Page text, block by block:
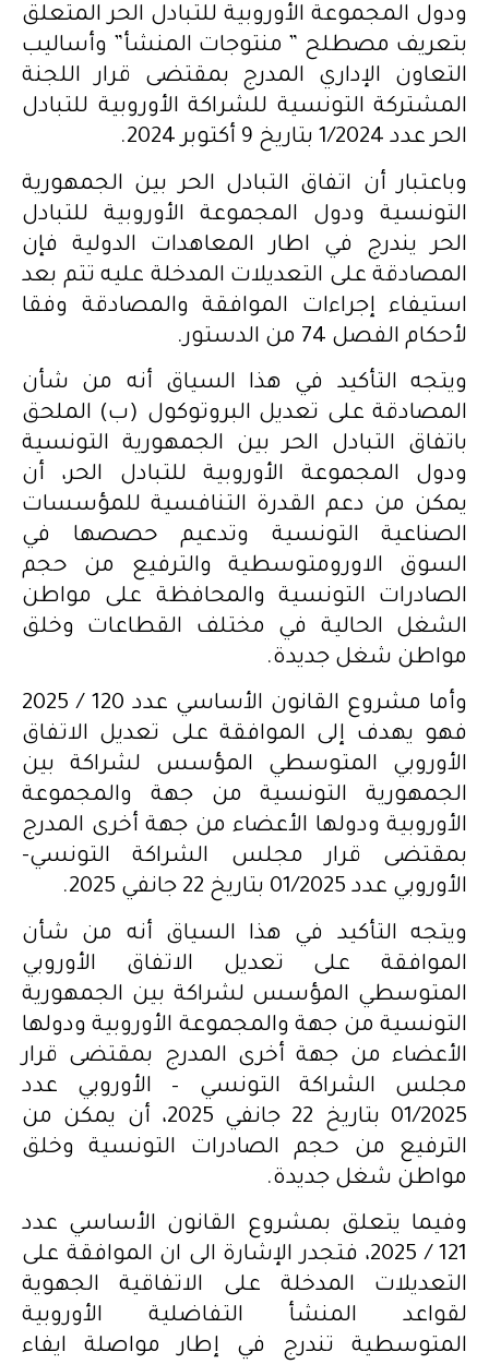
ودول المجموعة الأوروبية للتبادل الحر المتعلق
بتعريف مصطلح ” منتوجات المنشأ” وأساليب
التعاون الإداري المدرج بمقتضى قرار اللجنة
المشتركة التونسية للشراكة الأوروبية للتبادل
الحر عدد 1/2024 بتاريخ 9 أكتوبر 2024.
وباعتبار أن اتفاق التبادل الحر بين الجمهورية
التونسية ودول المجموعة الأوروبية للتبادل
الحر يندرج في اطار المعاهدات الدولية فإن
المصادقة على التعديلات المدخلة عليه تتم بعد
استيفاء إجراءات الموافقة والمصادقة وفقا
لأحكام الفصل 74 من الدستور.
ويتجه التأكيد في هذا السياق أنه من شأن
المصادقة على تعديل البروتوكول (ب) الملحق
باتفاق التبادل الحر بين الجمهورية التونسية
ودول المجموعة الأوروبية للتبادل الحر، أن
يمكن من دعم القدرة التنافسية للمؤسسات
الصناعية التونسية وتدعيم حصصها في
السوق الاورومتوسطية والترفيع من حجم
الصادرات التونسية والمحافظة على مواطن
الشغل الحالية في مختلف القطاعات وخلق
مواطن شغل جديدة.
وأما مشروع القانون الأساسي عدد 120 / 2025
فهو يهدف إلى الموافقة على تعديل الاتفاق
الأوروبي المتوسطي المؤسس لشراكة بين
الجمهورية التونسية من جهة والمجموعة
الأوروبية ودولها الأعضاء من جهة أخرى المدرج
بمقتضى قرار مجلس الشراكة التونسي-
الأوروبي عدد 01/2025 بتاريخ 22 جانفي 2025.
ويتجه التأكيد في هذا السياق أنه من شأن
الموافقة على تعديل الاتفاق الأوروبي
المتوسطي المؤسس لشراكة بين الجمهورية
التونسية من جهة والمجموعة الأوروبية ودولها
الأعضاء من جهة أخرى المدرج بمقتضى قرار
مجلس الشراكة التونسي – الأوروبي عدد
01/2025 بتاريخ 22 جانفي 2025، أن يمكن من
الترفيع من حجم الصادرات التونسية وخلق
مواطن شغل جديدة.
وفيما يتعلق بمشروع القانون الأساسي عدد
121 / 2025، فتجدر الإشارة الى ان الموافقة على
التعديلات المدخلة على الاتفاقية الجهوية
لقواعد المنشأ التفاضلية الأوروبية
المتوسطية تندرج في إطار مواصلة ايفاء